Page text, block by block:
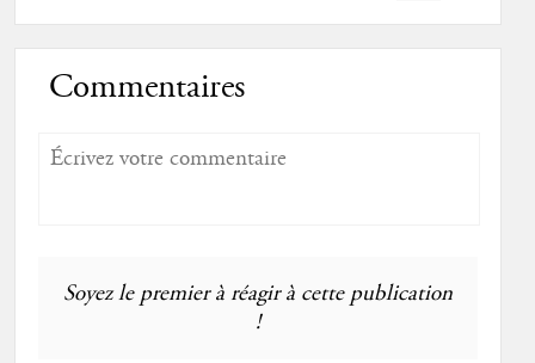
Commentaires
Soyez le premier à réagir à cette publication
!